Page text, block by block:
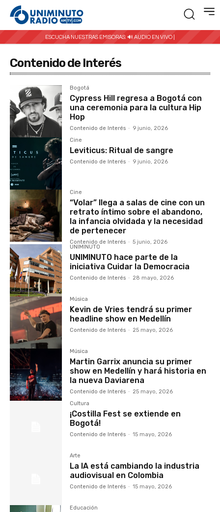
ESCUCHA NUESTRAS EMISORAS: 🔊 AUDIO EN VIVO |
Contenido de Interés
Bogotá
Cypress Hill regresa a Bogotá con
una ceremonia para la cultura Hip
Hop
Contenido de Interés - 9 junio, 2026
Cine
Leviticus: Ritual de sangre
Contenido de Interés - 9 junio, 2026
Cine
“Volar” llega a salas de cine con un
retrato íntimo sobre el abandono,
la infancia olvidada y la necesidad
de pertenecer
Contenido de Interés - 5 junio, 2026
UNIMINUTO
UNIMINUTO hace parte de la
iniciativa Cuidar la Democracia
Contenido de Interés - 28 mayo, 2026
Música
Kevin de Vries tendrá su primer
headline show en Medellín
Contenido de Interés - 25 mayo, 2026
Música
Martin Garrix anuncia su primer
show en Medellín y hará historia en
la nueva Daviarena
Contenido de Interés - 25 mayo, 2026
Cultura
¡Costilla Fest se extiende en
Bogotá!
Contenido de Interés - 15 mayo, 2026
Arte
La IA está cambiando la industria
audiovisual en Colombia
Contenido de Interés - 15 mayo, 2026
Educación